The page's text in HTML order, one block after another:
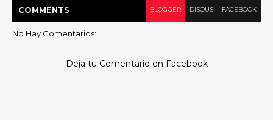
COMMENTS BLOGGER DISQUS FACEBOOK
No Hay Comentarios:
Deja tu Comentario en Facebook